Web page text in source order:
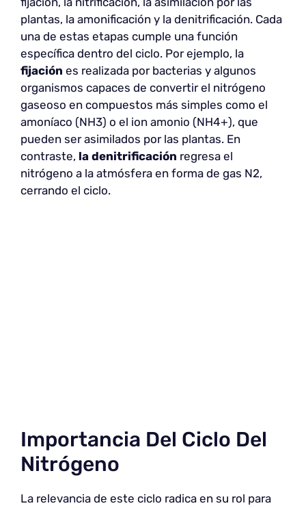
plantas, la amonificación y la denitrificación. Cada
una de estas etapas cumple una función
específica dentro del ciclo. Por ejemplo, la
fijación es realizada por bacterias y algunos
organismos capaces de convertir el nitrógeno
gaseoso en compuestos más simples como el
amoníaco (NH3) o el ion amonio (NH4+), que
pueden ser asimilados por las plantas. En
contraste, la denitrificación regresa el
nitrógeno a la atmósfera en forma de gas N2,
cerrando el ciclo.
Importancia Del Ciclo Del
Nitrógeno
La relevancia de este ciclo radica en su rol para